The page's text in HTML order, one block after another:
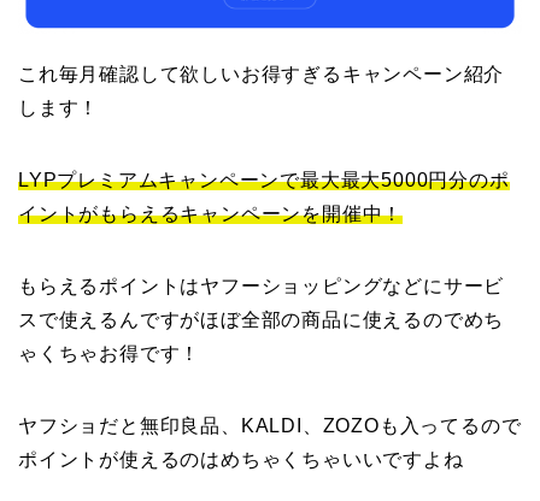
これ毎月確認して欲しいお得すぎるキャンペーン紹介
します！
LYPプレミアムキャンペーンで最大最大5000円分のポ
イントがもらえるキャンペーンを開催中！
もらえるポイントはヤフーショッピングなどにサービ
スで使えるんですがほぼ全部の商品に使えるのでめち
ゃくちゃお得です！
ヤフショだと無印良品、KALDI、ZOZOも入ってるので
ポイントが使えるのはめちゃくちゃいいですよね